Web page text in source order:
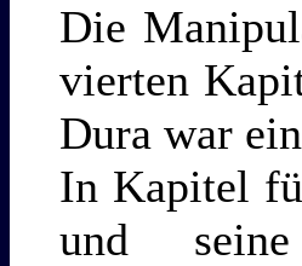
Die
vierten
Dura war
In Kapitel
und